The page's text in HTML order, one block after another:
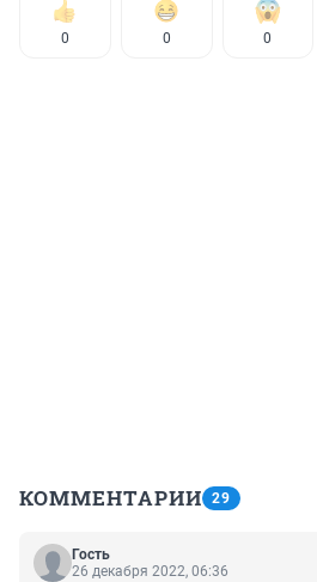
0 0 0
КОММЕНТАРИИ 29
Гость
26 декабря 2022, 06:36